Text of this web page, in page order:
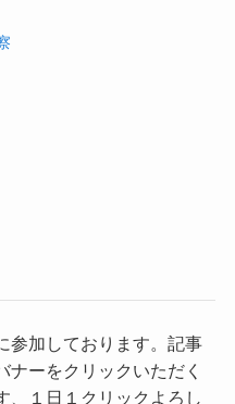
参加しております。記事
ナーをクリックいただく
、１日１クリックよろし